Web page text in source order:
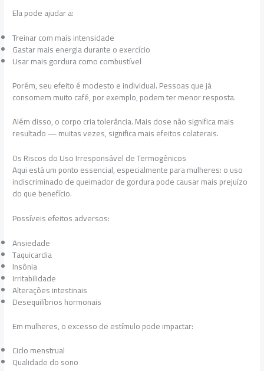
Ela pode ajudar a:
Treinar com mais intensidade
Gastar mais energia durante o exercício
Usar mais gordura como combustível
Porém, seu efeito é modesto e individual. Pessoas que já
consomem muito café, por exemplo, podem ter menor resposta.
Além disso, o corpo cria tolerância. Mais dose não significa mais
resultado — muitas vezes, significa mais efeitos colaterais.
Os Riscos do Uso Irresponsável de Termogênicos
Aqui está um ponto essencial, especialmente para mulheres: o uso
indiscriminado de queimador de gordura pode causar mais prejuízo
do que benefício.
Possíveis efeitos adversos:
Ansiedade
Taquicardia
Insônia
Irritabilidade
Alterações intestinais
Desequilíbrios hormonais
Em mulheres, o excesso de estímulo pode impactar:
Ciclo menstrual
Qualidade do sono